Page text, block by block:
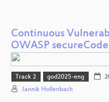
Continuous
OWASP
Track 2 god2025-eng
Jannik Hollenbach